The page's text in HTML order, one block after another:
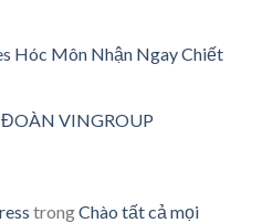
Hóc Môn Nhận Ngay Chiết
VINGROUP
trongChào tất cả mọi